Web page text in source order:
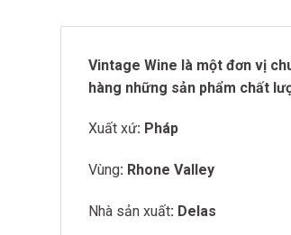
Vintage Wine là một đơn vị
hàng những sản phẩm chất
Xuất xứ: Pháp
Vùng: Rhone Valley
Nhà sản xuất: Delas